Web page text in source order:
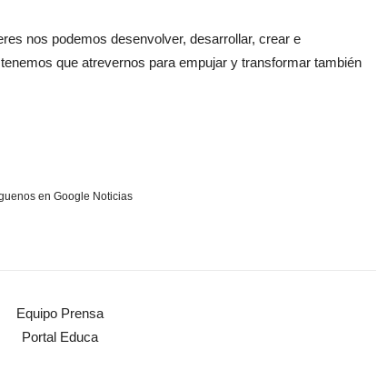
nos podemos desenvolver, desarrollar, crear e
que atrevernos para empujar y transformar también
en Google Noticias
Equipo Prensa
Portal Educa